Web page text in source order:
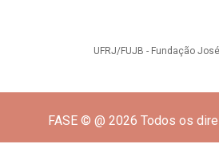
UFRJ/FUJB - Fundação
FASE © @ 2026 Todos os